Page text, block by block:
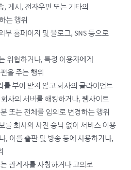
, 게시, 전자우편 또는 기타의
는 행위
부 홈페이지 및 블로그, SNS 등으로
위협하거나, 특정 이용자에게
을 주는 행위
를 부여 받지 않고 회사의 클라이언트
사의 서버를 해킹하거나, 웹사이트
또는 전체를 임의로 변경하는 행위
를 회사의 사전 승낙 없이 서비스 이용
, 이를 출판 및 방송 등에 사용하거나,
관계자를 사칭하거나 고의로